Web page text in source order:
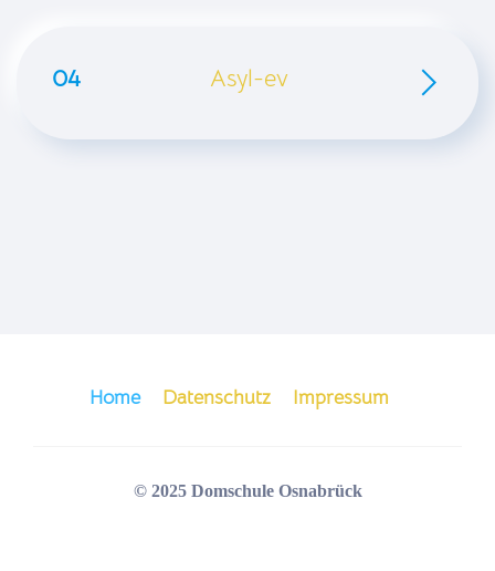
04 Asyl-ev
Home Datenschutz Impressum
© 2025 Domschule Osnabrück